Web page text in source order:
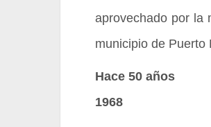
aprovechado por la
municipio de Puerto
Hace 50 años
1968